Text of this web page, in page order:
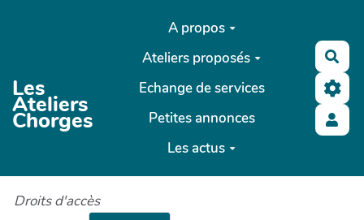
Aller au contenu principal
Les
Ateliers
Chorges
A propos
Ateliers proposés
Echange de services
Petites annonces
Les actus
Droits d'accès